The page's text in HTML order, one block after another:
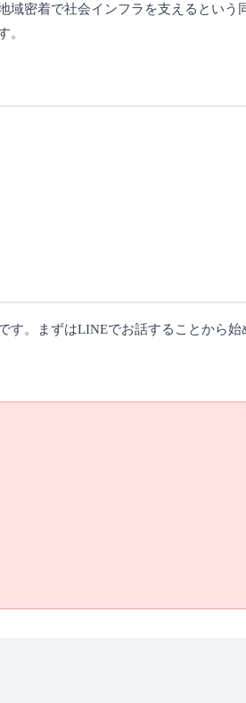
密着で社会インフラを支えるという
。
す。まずはLINEでお話することから始